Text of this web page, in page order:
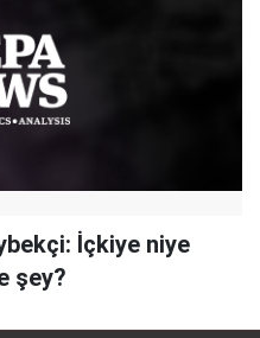
İçkiye niye
şey?